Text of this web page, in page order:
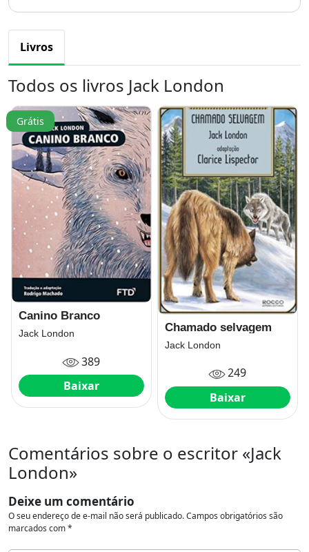
Livros
Todos os livros Jack London
Grátis
Canino Branco
Jack London
389
Baixar
Chamado selvagem
Jack London
249
Baixar
Comentários sobre o escritor «Jack
London»
Deixe um comentário
O seu endereço de e-mail não será publicado.Campos obrigatórios são
marcados com*